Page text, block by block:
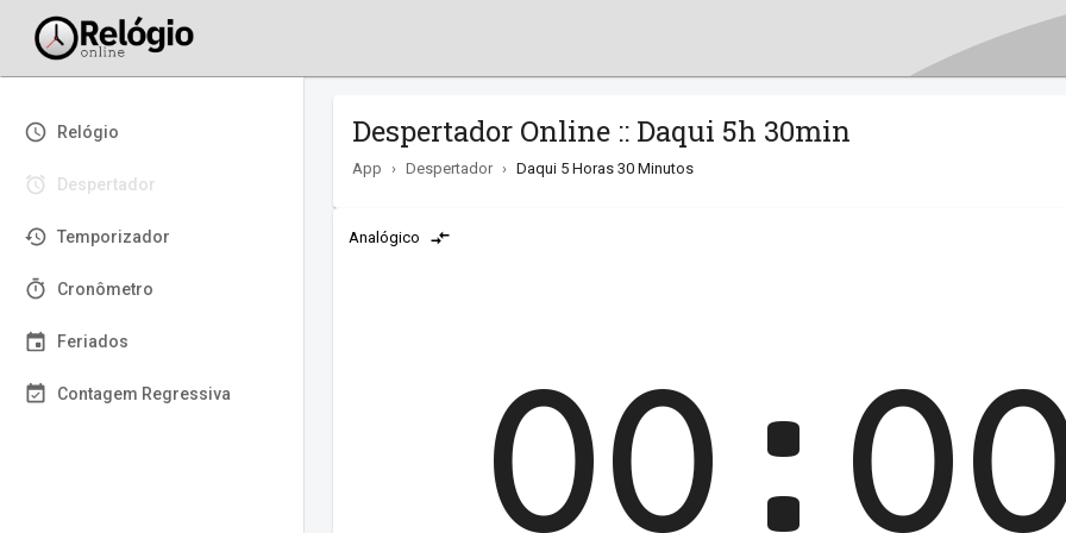
Relógio
Despertador
Temporizador
Cronômetro
Feriados
Contagem Regressiva
Despertador Online :: Daqui 5h 30min
App › Despertador › Daqui 5 Horas 30 Minutos
Analógico